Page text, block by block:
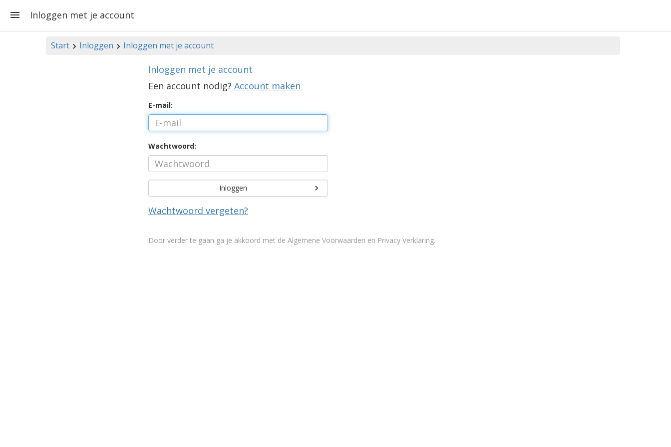
Inloggen met je account
Start Inloggen Inloggen met je account
Inloggen met je account
Een account nodig? Account maken
E-mail:
Wachtwoord:
Inloggen
Wachtwoord vergeten?
Door verder te gaan ga je akkoord met de Algemene Voorwaarden en Privacy Verklaring.